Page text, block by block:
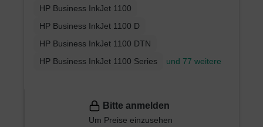
HP Business InkJet 1100
HP Business InkJet 1100 D
HP Business InkJet 1100 DTN
HP Business InkJet 1100 Series
und 77 weitere
Bitte anmelden
Um Preise einzusehen